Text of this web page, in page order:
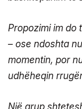
Propozimi im do
– ose ndoshta
momentin, por
udhëheqin
Një grup